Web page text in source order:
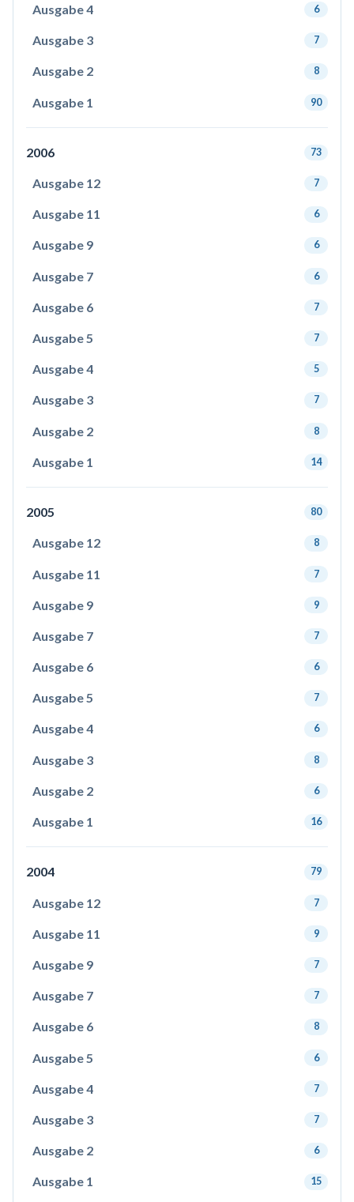
Ausgabe 4 6
Ausgabe 3 7
Ausgabe 2 8
Ausgabe 1 90
2006 73
Ausgabe 12 7
Ausgabe 11 6
Ausgabe 9 6
Ausgabe 7 6
Ausgabe 6 7
Ausgabe 5 7
Ausgabe 4 5
Ausgabe 3 7
Ausgabe 2 8
Ausgabe 1 14
2005 80
Ausgabe 12 8
Ausgabe 11 7
Ausgabe 9 9
Ausgabe 7 7
Ausgabe 6 6
Ausgabe 5 7
Ausgabe 4 6
Ausgabe 3 8
Ausgabe 2 6
Ausgabe 1 16
2004 79
Ausgabe 12 7
Ausgabe 11 9
Ausgabe 9 7
Ausgabe 7 7
Ausgabe 6 8
Ausgabe 5 6
Ausgabe 4 7
Ausgabe 3 7
Ausgabe 2 6
Ausgabe 1 15